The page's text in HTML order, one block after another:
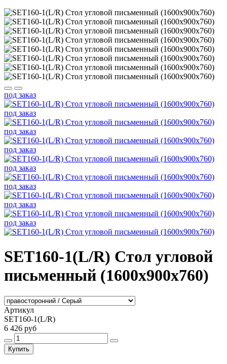
под заказ
под заказ
под заказ
под заказ
под заказ
под заказ
под заказ
под заказ
SET160-1(L/R) Стол угловой
письменный (1600х900х760)
Артикул
SET160-1(L/R)
6 426 руб
Купить